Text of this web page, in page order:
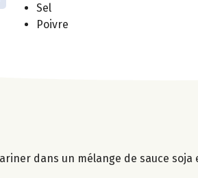
Sel
Poivre
dans un mélange de sauce